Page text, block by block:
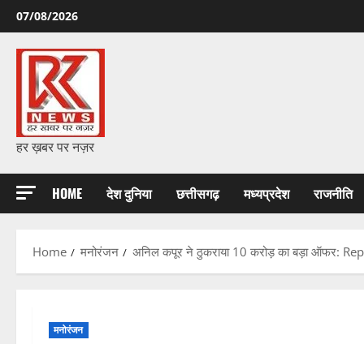
Skip
to
content
07/08/2026
हर ख़बर पर नज़र
HOME देश दुनिया छत्तीसगढ़ मध्यप्रदेश राजनीति
Home मनोरंजन अनिल कपूर ने ठुकराया 10 करोड़ का बड़ा ऑफर:
मनोरंजन